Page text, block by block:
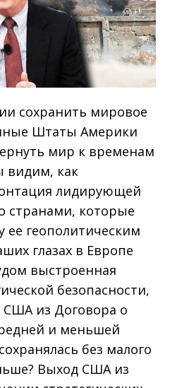
сохранить мировое
Штаты Америки
мир к временам
видим, как
лидирующей
странами, которые
ее геополитическим
глазах в Европе
выстроенная
безопасности,
из Договора о
и меньшей
без малого
Выход США из